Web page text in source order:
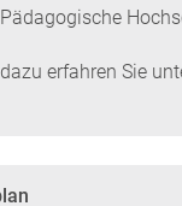
Pädagogische
erfahren Sie